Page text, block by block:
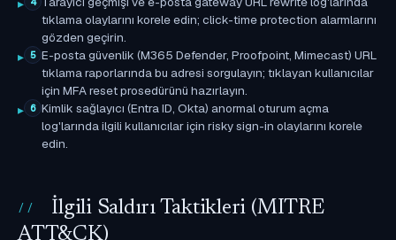
tıklama olaylarını korele edin; click-time protection alarmlarını
gözden geçirin.
5 E-posta güvenlik (M365 Defender, Proofpoint, Mimecast) URL
tıklama raporlarında bu adresi sorgulayın; tıklayan kullanıcılar
için MFA reset prosedürünü hazırlayın.
6 Kimlik sağlayıcı (Entra ID, Okta) anormal oturum açma
log'larında ilgili kullanıcılar için risky sign-in olaylarını korele
edin.
İlgili Saldırı Taktikleri (MITRE
ATT&CK)